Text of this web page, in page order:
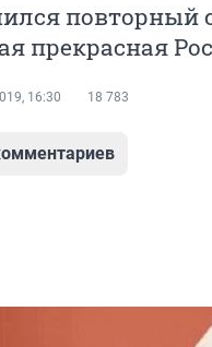
повторный
прекрасная
16:30 18 783